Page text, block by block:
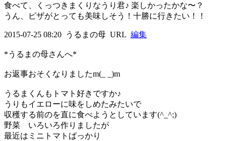
食べて、くっつきまくりなうり君♪ 楽しかったかな〜？
うん、ピザがとっても美味しそう！十勝に行きたい！！
2015-07-25 08:20 うるまの母 URL 編集
*うるまの母さんへ*
お返事おそくなりましたm(_ _)m
うるまくんもトマト好きですか♪
うりもイエローに味をしめたみたいで
収穫する前のを直に食べようとしています(^_^;)
野菜 いろいろ作りましたが
最近はミニトマトばっかり